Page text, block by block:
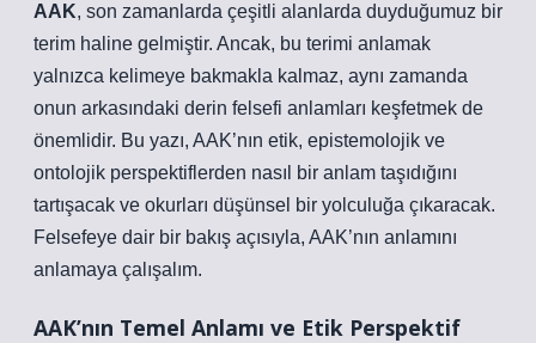
AAK, son zamanlarda çeşitli alanlarda duyduğumuz bir
terim haline gelmiştir. Ancak, bu terimi anlamak
yalnızca kelimeye bakmakla kalmaz, aynı zamanda
onun arkasındaki derin felsefi anlamları keşfetmek de
önemlidir. Bu yazı, AAK’nın etik, epistemolojik ve
ontolojik perspektiflerden nasıl bir anlam taşıdığını
tartışacak ve okurları düşünsel bir yolculuğa çıkaracak.
Felsefeye dair bir bakış açısıyla, AAK’nın anlamını
anlamaya çalışalım.
AAK’nın Temel Anlamı ve Etik Perspektif